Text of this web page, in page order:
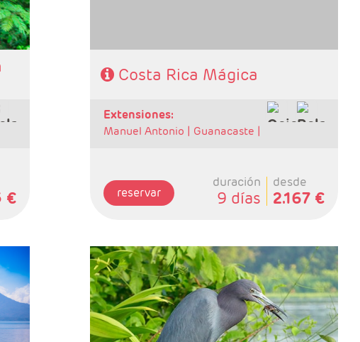
€
al aeropuerto. Consultar suplemento.
Costa Rica Mágica
extensiones:
Manuel Antonio | Guanacaste |
reservar
duración
9 días
desde
2.167 €
- Salidas: Diarias
- Ruta: 1 noche San José, 2 noches Puerto
Viejo, 2 noches Arenal, 2 noches Tortuguero, 2
noches Rincón de la Vieja y 2 noches
Monteverde.
- Categoría hotelera: Standard, Primera o
Semilujo